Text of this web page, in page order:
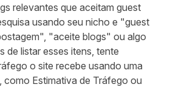
relevantes que aceitam guest
usando seu nicho e "guest
"aceite blogs" ou algo
de listar esses itens, tente
o site recebe usando uma
como Estimativa de Tráfego ou